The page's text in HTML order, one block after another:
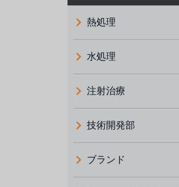
熱処理
水処理
注射治療
技術開発部
ブランド
義大利 ATLAS